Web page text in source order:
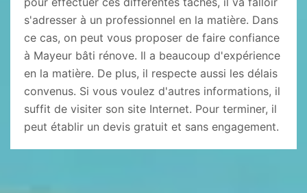
s'adresser à un professionnel en la matière. Dans
ce cas, on peut vous proposer de faire confiance
à Mayeur bâti rénove. Il a beaucoup d'expérience
en la matière. De plus, il respecte aussi les délais
convenus. Si vous voulez d'autres informations, il
suffit de visiter son site Internet. Pour terminer, il
peut établir un devis gratuit et sans engagement.